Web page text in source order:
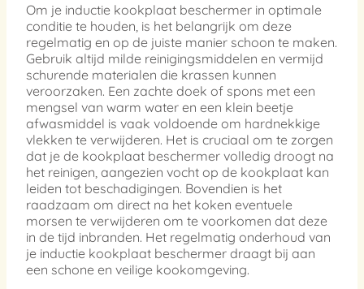
Om je inductie kookplaat beschermer in optimale
conditie te houden, is het belangrijk om deze
regelmatig en op de juiste manier schoon te maken.
Gebruik altijd milde reinigingsmiddelen en vermijd
schurende materialen die krassen kunnen
veroorzaken. Een zachte doek of spons met een
mengsel van warm water en een klein beetje
afwasmiddel is vaak voldoende om hardnekkige
vlekken te verwijderen. Het is cruciaal om te zorgen
dat je de kookplaat beschermer volledig droogt na
het reinigen, aangezien vocht op de kookplaat kan
leiden tot beschadigingen. Bovendien is het
raadzaam om direct na het koken eventuele
morsen te verwijderen om te voorkomen dat deze
in de tijd inbranden. Het regelmatig onderhoud van
je inductie kookplaat beschermer draagt bij aan
een schone en veilige kookomgeving.